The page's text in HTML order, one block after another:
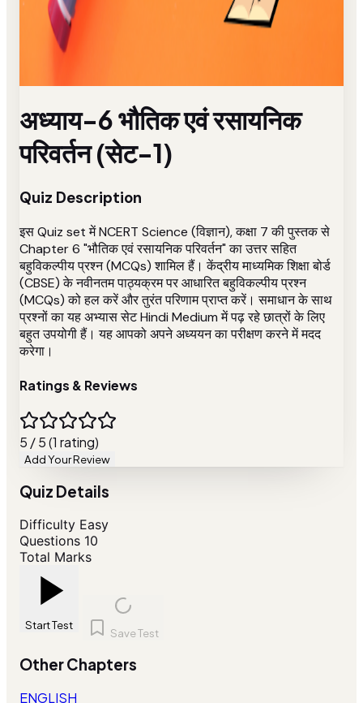
अध्याय-6 भौतिक एवं रसायनिक
परिवर्तन (सेट-1)
Quiz Description
इस Quiz set में NCERT Science (विज्ञान), कक्षा 7 की पुस्तक से
Chapter 6 "भौतिक एवं रसायनिक परिवर्तन" का उत्तर सहित
बहुविकल्पीय प्रश्न (MCQs) शामिल हैं। केंद्रीय माध्यमिक शिक्षा बोर्ड
(CBSE) के नवीनतम पाठ्यक्रम पर आधारित बहुविकल्पीय प्रश्न
(MCQs) को हल करें और तुरंत परिणाम प्राप्त करें। समाधान के साथ
प्रश्नों का यह अभ्यास सेट Hindi Medium में पढ़ रहे छात्रों के लिए
बहुत उपयोगी हैं। यह आपको अपने अध्ययन का परीक्षण करने में मदद
करेगा।
Ratings & Reviews
5 / 5 (1 rating)
Add Your Review
Quiz Details
Difficulty Easy
Questions 10
Total Marks
Start Test
Save Test
Other Chapters
ENGLISH